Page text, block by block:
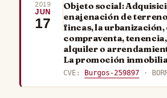
2019
JUN
17
Objeto social:
enajenación de
fincas, la
compraventa,
alquiler o
La promoción
CVE: Burgos-259897 ·